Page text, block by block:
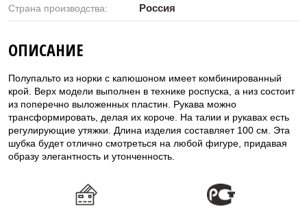
Страна производства: Россия
ОПИСАНИЕ
Полупальто из норки с капюшоном имеет комбинированный
крой. Верх модели выполнен в технике роспуска, а низ состоит
из поперечно выложенных пластин. Рукава можно
трансформировать, делая их короче. На талии и рукавах есть
регулирующие утяжки. Длина изделия составляет 100 см. Эта
шубка будет отлично смотреться на любой фигуре, придавая
образу элегантность и утонченность.